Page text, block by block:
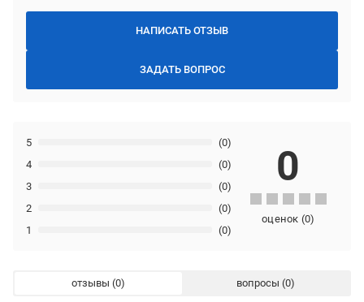
НАПИСАТЬ ОТЗЫВ
ЗАДАТЬ ВОПРОС
1 (0)
2 (0)
3 (0)
4 (0)
5 (0)
0
оценок (0)
отзывы вопросы